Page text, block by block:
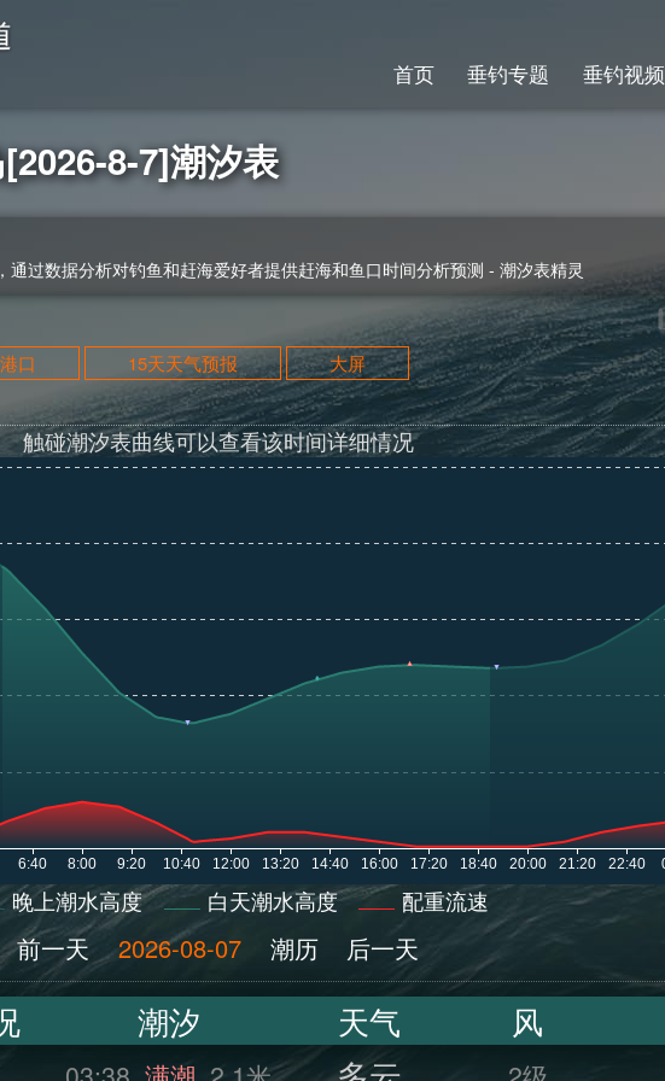
首页 垂钓专题 垂钓视频
8-7]潮汐表
通过数据分析对钓鱼和赶海爱好者提供赶海和鱼口时间分析预测 - 潮汐表精灵
口 15天天气预报 大屏
触碰潮汐表曲线可以查看该时间详细情况
晚上潮水高度 白天潮水高度 配重流速
前一天 2026-08-07 潮历 后一天
潮汐 天气 风